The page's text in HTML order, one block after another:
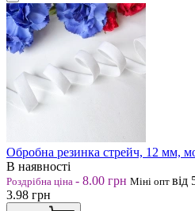
Обробна резинка стрейч, 12 мм,
В наявності
Роздрібна ціна - 8.00 грн Міні опт від
3.98 грн